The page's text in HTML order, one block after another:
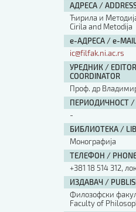
АДРЕСА /
Ћирила и
Cirila and Metodija
е-АДРЕСА / e-MAIL
ic@filfak.ni.ac.rs
УРЕДНИК /
COORDINATOR
Проф. др
ПЕРИОДИЧНОСТ /
-
БИБЛИОТЕКА /
Монографија
ТЕЛЕФОН /
+381 18 514 312,
ИЗДАВАЧ /
Филозофски
Faculty of